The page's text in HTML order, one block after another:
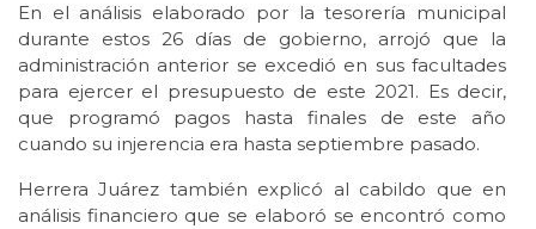
En el análisis elaborado por la tesorería municipal
durante estos 26 días de gobierno, arrojó que la
administración anterior se excedió en sus facultades
para ejercer el presupuesto de este 2021. Es decir,
que programó pagos hasta finales de este año
cuando su injerencia era hasta septiembre pasado.
Herrera Juárez también explicó al cabildo que en
análisis financiero que se elaboró se encontró como